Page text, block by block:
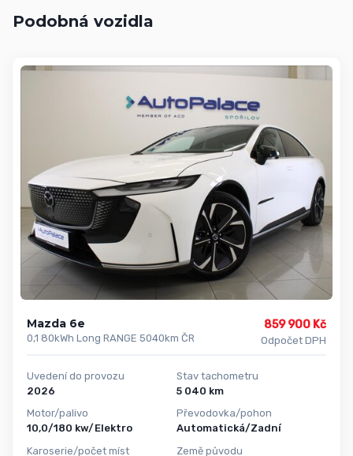
Podobná vozidla
Mazda 6e
0,1 80kWh Long RANGE 5040km ČR
859 900 Kč
Odpočet DPH
Uvedení do provozu
2026
Motor/palivo
10,0/180 kw/Elektro
Karoserie/počet míst
Stav tachometru
5 040 km
Převodovka/pohon
Automatická/Zadní
Země původu